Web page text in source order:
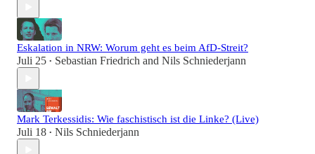
Eskalation in NRW: Worum geht es beim AfD-Streit?
Juli 25 • Sebastian Friedrich and Nils Schniederjann
Mark Terkessidis: Wie faschistisch ist die Linke? (Live)
Juli 18 • Nils Schniederjann